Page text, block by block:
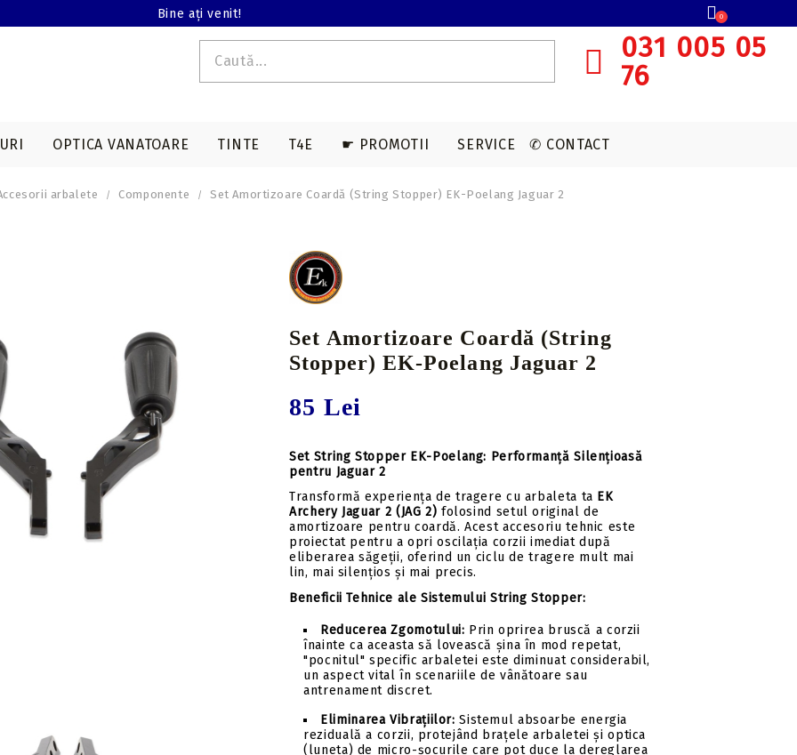
Bine ați venit!
031 005 05
76
0
Nock-uri luminoase
sageti arbaleta
Insert-uri săgeți
Genti & huse
Corzi & cabluri
Corzi recurve
Prese compound
Tolbe & huse sageti
Mecanisme incarcare
Componente
Accesorii sistem ochire
OPTICA VANATOARE TINTE T4E ☛ PROMOTII SERVICE ✆ CONTACT
arbalete Componente Set Amortizoare Coardă (String Stopper) EK-Poelang Jaguar 2
Set Amortizoare Coardă (String
Stopper) EK-Poelang Jaguar 2
85 Lei
Set String Stopper EK-Poelang: Performanță Silențioasă
pentru Jaguar 2
Transformă experiența de tragere cu arbaleta ta EK
Archery Jaguar 2 (JAG 2) folosind setul original de
amortizoare pentru coardă. Acest accesoriu tehnic este
proiectat pentru a opri oscilația corzii imediat după
eliberarea săgeții, oferind un ciclu de tragere mult mai
lin, mai silențios și mai precis.
Beneficii Tehnice ale Sistemului String Stopper:
Reducerea Zgomotului: Prin oprirea bruscă a corzii
înainte ca aceasta să lovească șina în mod repetat,
"pocnitul" specific arbaletei este diminuat considerabil,
un aspect vital în scenariile de vânătoare sau
antrenament discret.
Eliminarea Vibrațiilor: Sistemul absoarbe energia
reziduală a corzii, protejând brațele arbaletei și optica
(luneta) de micro-șocurile care pot duce la dereglarea